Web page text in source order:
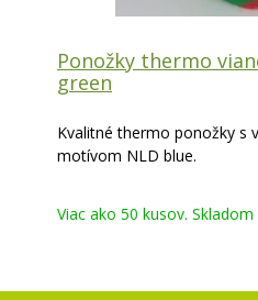
Ponožky thermo
green
Kvalitné thermo ponožky s
motívom NLD blue.
Viac ako 50 kusov. Skladom